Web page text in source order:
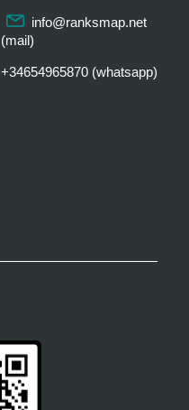
info@ranksmap.net
(mail)
+34654965870 (whatsapp)